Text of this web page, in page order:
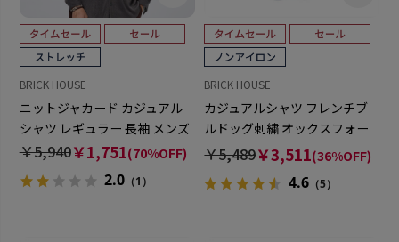
BRICK HOUSE
ニットジャカード カジュアル
シャツ レギュラー 長袖 メンズ
￥5,940￥1,751(70%OFF)
2.0（1）
BRICK HOUSE
カジュアルシャツ フレンチブ
ルドッグ刺繍 オックスフォー
ドシャツ ボタンダウン 長袖 メ
￥5,489￥3,511(36%OFF)
4.6 （5）